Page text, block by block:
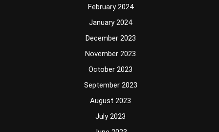
February 2024
January 2024
December 2023
November 2023
October 2023
September 2023
August 2023
July 2023